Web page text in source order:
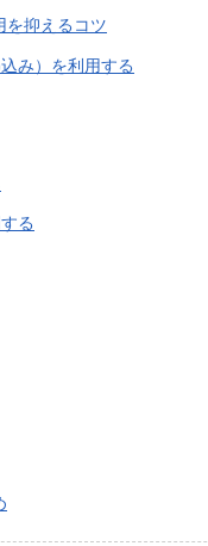
を抑えるコツ
み）を利用する
る